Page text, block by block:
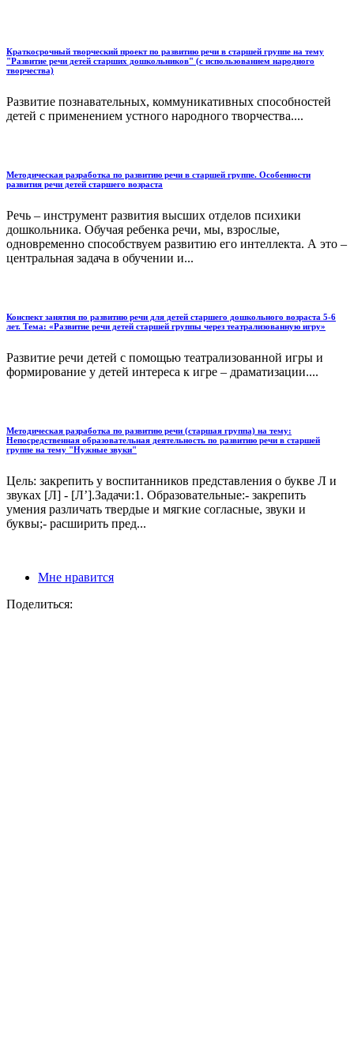
Краткосрочный творческий проект по развитию речи в старшей группе на тему
"Развитие речи детей старших дошкольников" (с использованием народного
творчества)
Развитие познавательных, коммуникативных способностей
детей с применением устного народного творчества....
Методическая разработка по развитию речи в старшей группе. Особенности
развития речи детей старшего возраста
Речь – инструмент развития высших отделов психики
дошкольника. Обучая ребенка речи, мы, взрослые,
одновременно способствуем развитию его интеллекта. А это –
центральная задача в обучении и...
Конспект занятия по развитию речи для детей старшего дошкольного возраста 5-6
лет. Тема: «Развитие речи детей старшей группы через театрализованную игру»
Развитие речи детей с помощью театрализованной игры и
формирование у детей интереса к игре – драматизации....
Методическая разработка по развитию речи (старшая группа) на тему:
Непосредственная образовательная деятельность по развитию речи в старшей
группе на тему "Нужные звуки"
Цель: закрепить у воспитанников представления о букве Л и
звуках [Л] - [Л’].Задачи:1. Образовательные:- закрепить
умения различать твердые и мягкие согласные, звуки и
буквы;- расширить пред...
Мне нравится
Поделиться: